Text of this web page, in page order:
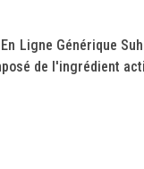
Ligne Générique
de l'ingrédient